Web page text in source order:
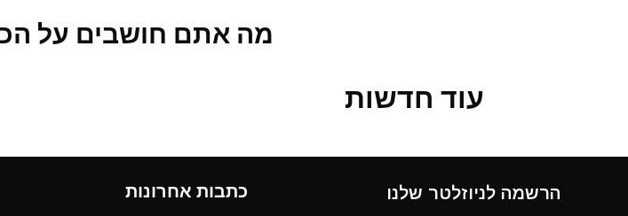
מה אתם חושבים על
עוד חדשות
הרשמה לניוזלטר שלנו כתבות אחרונות